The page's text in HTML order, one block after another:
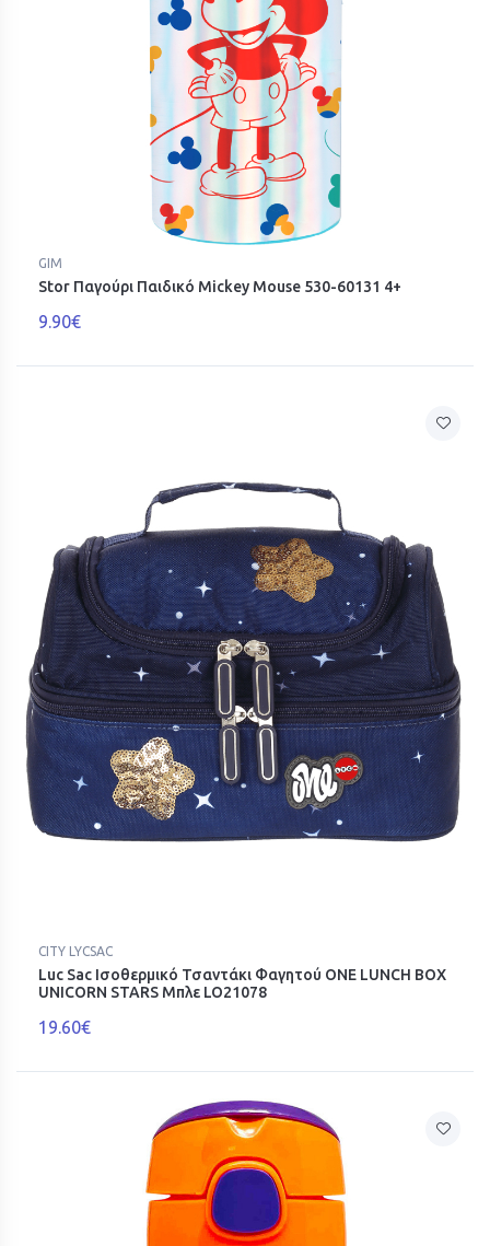
GIM
Stor Παγούρι Παιδικό Mickey Mouse 530-60131 4+
9.90€
CITY LYCSAC
Luc Sac Ισοθερμικό Τσαντάκι Φαγητού ONE LUNCH BOX
UNICORN STARS Μπλε LO21078
19.60€